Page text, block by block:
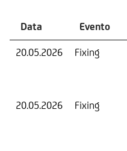
Data Evento
20.05.2026 Fixing
20.05.2026
Fixing